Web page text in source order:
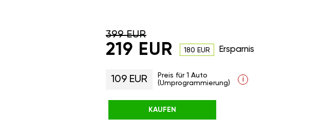
399 EUR
219 EUR 180 EUR Ersparnis
109 EUR
Preis für 1 Auto
(Umprogrammierung)
i
KAUFEN